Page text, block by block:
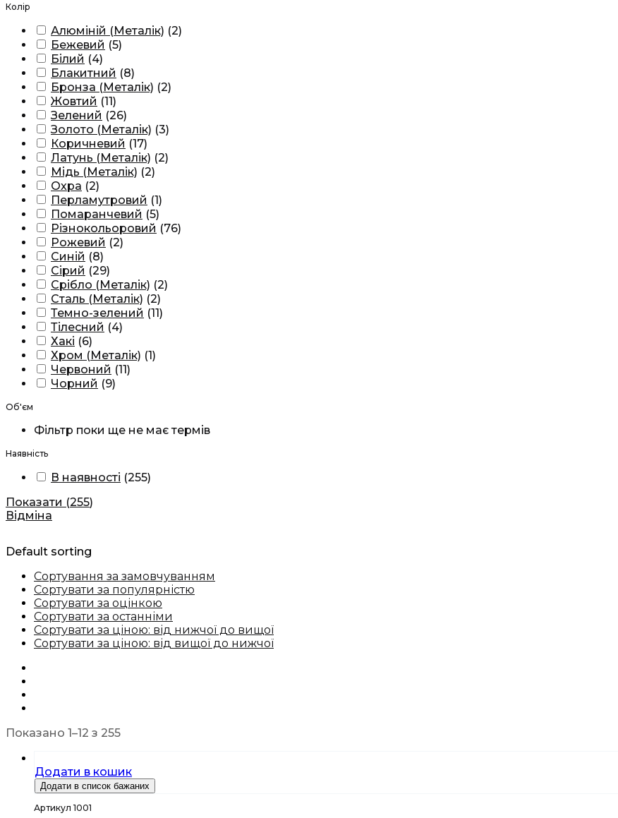
Колір
Алюміній (Металік) (2)
Бежевий (5)
Білий (4)
Блакитний (8)
Бронза (Металік) (2)
Жовтий (11)
Зелений (26)
Золото (Металік) (3)
Коричневий (17)
Латунь (Металік) (2)
Мідь (Металік) (2)
Охра (2)
Перламутровий (1)
Помаранчевий (5)
Різнокольоровий (76)
Рожевий (2)
Синій (8)
Сірий (29)
Срібло (Металік) (2)
Сталь (Металік) (2)
Темно-зелений (11)
Тілесний (4)
Хакі (6)
Хром (Металік) (1)
Червоний (11)
Чорний (9)
Об'єм
Фільтр поки ще не має термів
Наявність
В наявності (255)
Показати (255)
Відміна
Default sorting
Сортування за замовчуванням
Сортувати за популярністю
Сортувати за оцінкою
Сортувати за останніми
Сортувати за ціною: від нижчої до вищої
Сортувати за ціною: від вищої до нижчої
Показано 1–12 з 255
Додати в кошик
Додати в список бажаних
Артикул 1001